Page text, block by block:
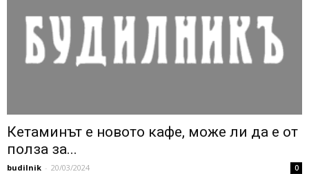
Кетаминът е новото кафе, може ли да е от
полза за...
budilnik - 20/03/2024 0